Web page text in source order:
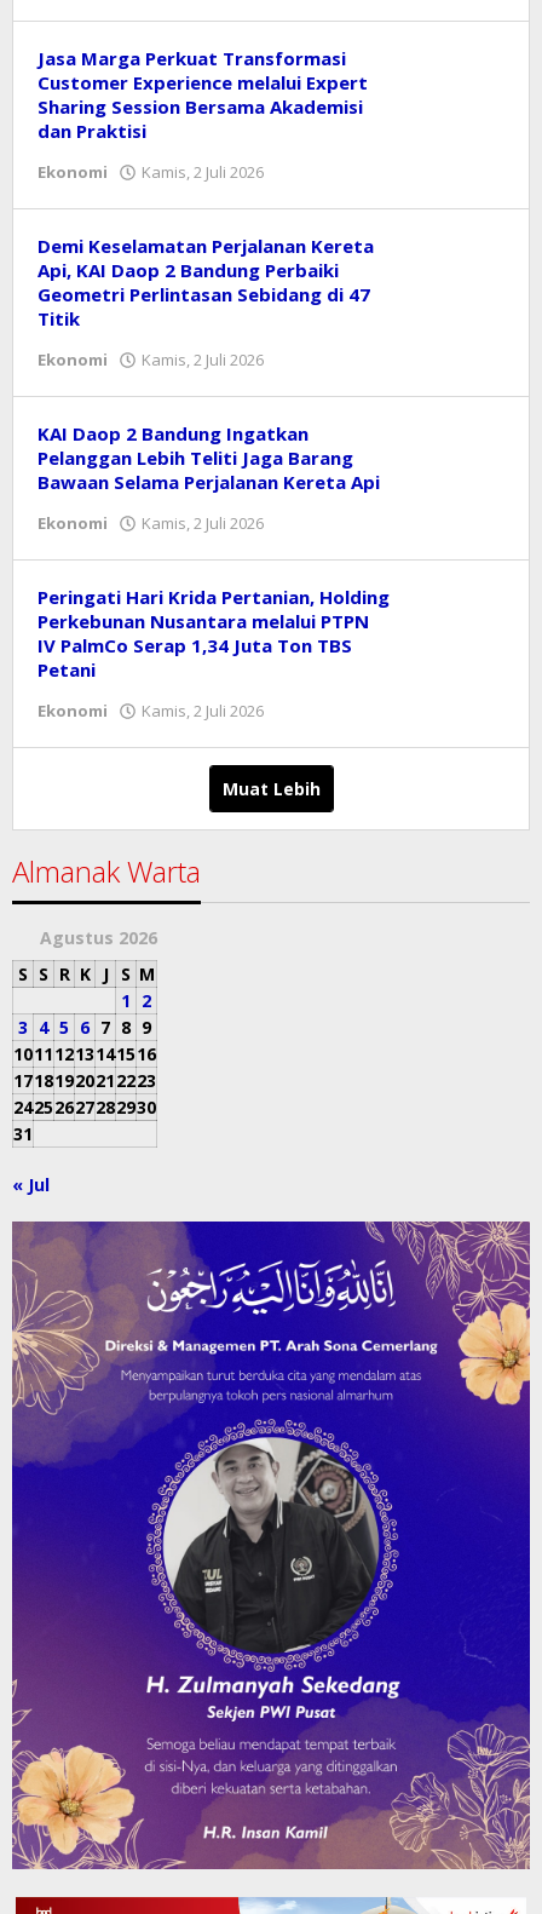
Jasa Marga Perkuat Transformasi
Customer Experience melalui Expert
Sharing Session Bersama Akademisi
dan Praktisi
Ekonomi Kamis, 2 Juli 2026
Demi Keselamatan Perjalanan Kereta
Api, KAI Daop 2 Bandung Perbaiki
Geometri Perlintasan Sebidang di 47
Titik
Ekonomi Kamis, 2 Juli 2026
KAI Daop 2 Bandung Ingatkan
Pelanggan Lebih Teliti Jaga Barang
Bawaan Selama Perjalanan Kereta Api
Ekonomi Kamis, 2 Juli 2026
Peringati Hari Krida Pertanian, Holding
Perkebunan Nusantara melalui PTPN
IV PalmCo Serap 1,34 Juta Ton TBS
Petani
Ekonomi Kamis, 2 Juli 2026
Muat Lebih
Almanak Warta
Agustus 2026
S S R K J S M
1 2
3 4 5 6 7 8 9
10111213141516
17181920212223
24252627282930
31
« Jul